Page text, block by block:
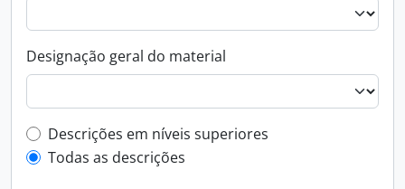
Designação geral do material
Filtro de descrição de nível superior
Descrições em níveis superiores
Todas as descrições